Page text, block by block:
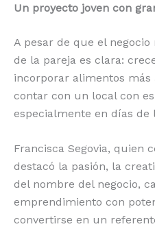
Un proyecto joven con
A pesar de que el
de la pareja es clara:
incorporar alimentos
contar con un local con
especialmente en días de
Francisca Segovia, quien
destacó la pasión, la
del nombre del negocio,
emprendimiento con
convertirse en un